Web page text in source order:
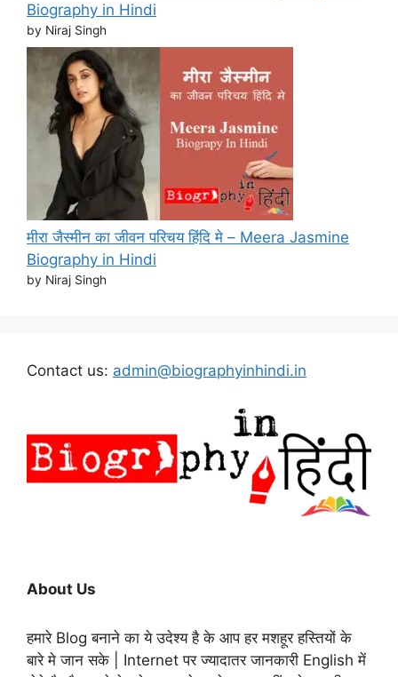
Biography in Hindi
by Niraj Singh
मीरा जैस्मीन का जीवन परिचय हिंदि मे – Meera Jasmine
Biography in Hindi
by Niraj Singh
Contact us: admin@biographyinhindi.in
About Us
हमारे Blog बनाने का ये उदेश्य है के आप हर मशहूर हस्तियों के
बारे मे जान सके | Internet पर ज्यादातर जानकारी English में